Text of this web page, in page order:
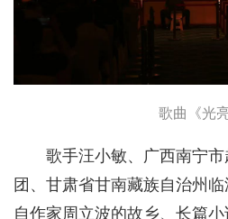
歌曲《光亮
歌手汪小敏、广西南宁市
团、甘肃省甘南藏族自治州
自作家周立波的故乡、长篇